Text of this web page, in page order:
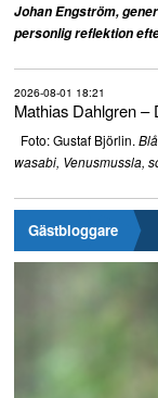
Johan Engström,
personlig reflektion
2026-08-01 18:21
Mathias Dahlgren –
Foto: Gustaf Björlin.
wasabi, Venusmussla,
Gästbloggare